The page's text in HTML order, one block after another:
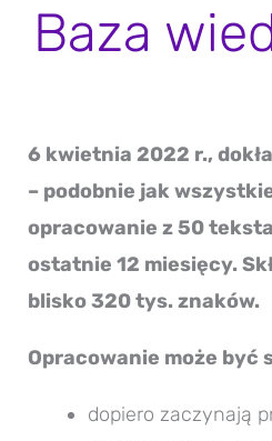
Baza
6 kwietnia 2022 r.,
– podobnie jak
opracowanie z 50
ostatnie 12 miesięcy.
blisko 320 tys. znaków.
Opracowanie może być
dopiero zaczynają